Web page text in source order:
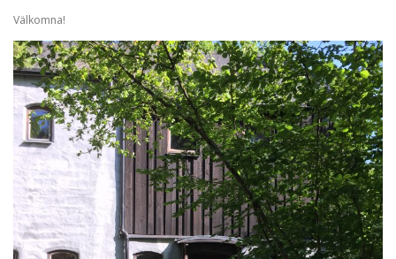
Välkomna!